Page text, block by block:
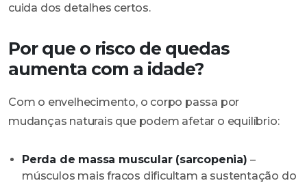
cuida dos detalhes certos.
Por que o risco de quedas
aumenta com a idade?
Com o envelhecimento, o corpo passa por
mudanças naturais que podem afetar o equilíbrio:
Perda de massa muscular (sarcopenia) –
músculos mais fracos dificultam a sustentação do